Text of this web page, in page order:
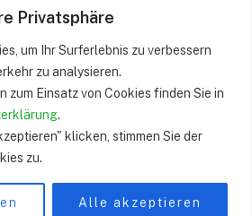
Privatsphäre
um Ihr Surferlebnis zu verbessern
zu analysieren.
zum Einsatz von Cookies finden Sie in
.
klicken, stimmen Sie der
zu.
Alle akzeptieren
…
e.V.